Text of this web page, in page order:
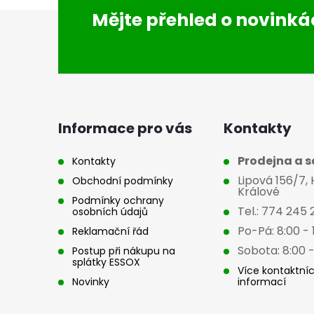
Mějte přehled o
Informace pro vás
Kontakty
Obchodní podmínky
Podmínky ochrany
osobních údajů
Reklamační řád
Postup při nákupu na
splátky ESSOX
Novinky
Kontakty
Prodejna a
Lipová 156/7,
Králové
Tel.: 774 245
Po-Pá: 8:00 -
Sobota: 8:00 -
Více
informací